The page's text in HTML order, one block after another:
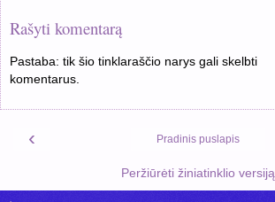
Rašyti komentarą
Pastaba: tik šio tinklaraščio narys gali skelbti
komentarus.
‹ Pradinis puslapis
Peržiūrėti žiniatinklio versiją